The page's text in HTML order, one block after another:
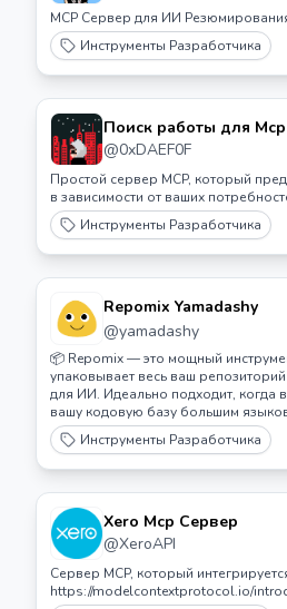
MCP Сервер для ИИ
Инструменты Разработчика
Поиск работы для
@0xDAEF0F
Простой сервер MCP, который
в зависимости от ваших
Инструменты Разработчика
Repomix Yamadashy
@yamadashy
📦 Repomix — это мощный
упаковывает весь ваш
для ИИ. Идеально подходит, когда
вашу кодовую базу большим
другим инструментам ИИ, таким как
DeepSeek, Perplexity, Gemini,
Инструменты Разработчика
Xero Mcp Сервер
@XeroAPI
Сервер MCP, который
https://modelcontextprotocol.io/